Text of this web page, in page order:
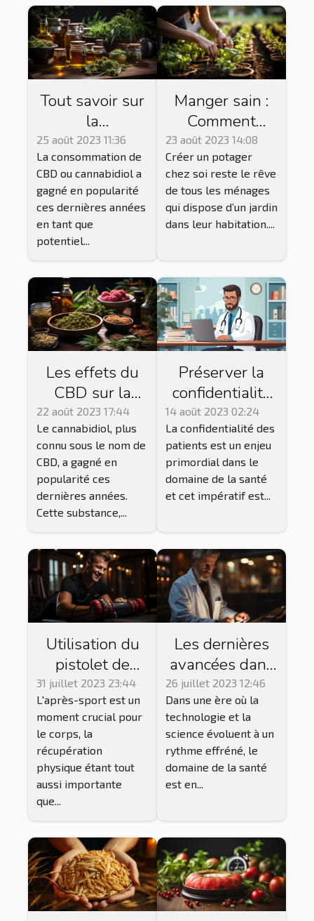
Tout savoir sur
la
consommation
du CBD
25 août 2023 11:36
La consommation de
CBD ou cannabidiol a
gagné en popularité
ces dernières années
en tant que
potentiel...
Manger sain :
Comment
réussir le
jardinage
Vegan pour
une récolte
abondante ?
23 août 2023 14:08
Créer un potager
chez soi reste le rêve
de tous les ménages
qui dispose d’un jardin
dans leur habitation....
Les effets du
CBD sur la
santé : ce que
dit la science
22 août 2023 17:44
Le cannabidiol, plus
connu sous le nom de
CBD, a gagné en
popularité ces
dernières années.
Cette substance,...
Préserver la
confidentialité
des patients
dans un
système de
télésecrétariat
14 août 2023 02:24
La confidentialité des
patients est un enjeu
primordial dans le
domaine de la santé
et cet impératif est...
Utilisation du
pistolet de
massage pour
la récupération
après le sport
31 juillet 2023 23:44
L'après-sport est un
moment crucial pour
le corps, la
récupération
physique étant tout
aussi importante
que...
Les dernières
avancées dans
le domaine de
la santé
26 juillet 2023 12:46
Dans une ère où la
technologie et la
science évoluent à un
rythme effréné, le
domaine de la santé
est en...